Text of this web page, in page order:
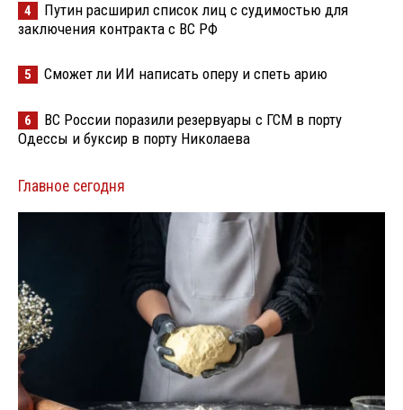
4
Путин расширил список лиц с судимостью для
заключения контракта с ВС РФ
5 Сможет ли ИИ написать оперу и спеть арию
6
ВС России поразили резервуары с ГСМ в порту
Одессы и буксир в порту Николаева
Главное сегодня